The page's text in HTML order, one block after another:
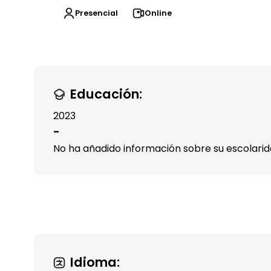
Presencial Online
Educación:
2023
-
No ha añadido información sobre su
Idioma: